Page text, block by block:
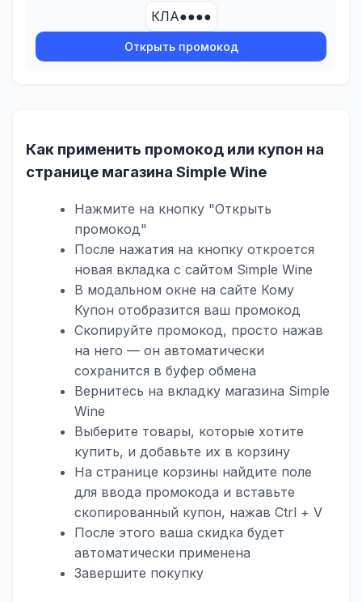
КЛА●●●●
Открыть промокод
Как применить промокод или купон на
странице магазина Simple Wine
Нажмите на кнопку "Открыть
промокод"
После нажатия на кнопку откроется
новая вкладка с сайтом Simple Wine
В модальном окне на сайте Кому
Купон отобразится ваш промокод
Скопируйте промокод, просто нажав
на него — он автоматически
сохранится в буфер обмена
Вернитесь на вкладку магазина Simple
Wine
Выберите товары, которые хотите
купить, и добавьте их в корзину
На странице корзины найдите поле
для ввода промокода и вставьте
скопированный купон, нажав Ctrl + V
После этого ваша скидка будет
автоматически применена
Завершите покупку